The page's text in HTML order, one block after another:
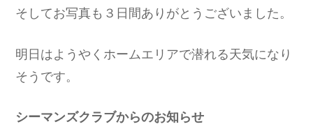
そしてお写真も３日間ありがとうございました。
明日はようやくホームエリアで潜れる天気になり
そうです。
シーマンズクラブからのお知らせ